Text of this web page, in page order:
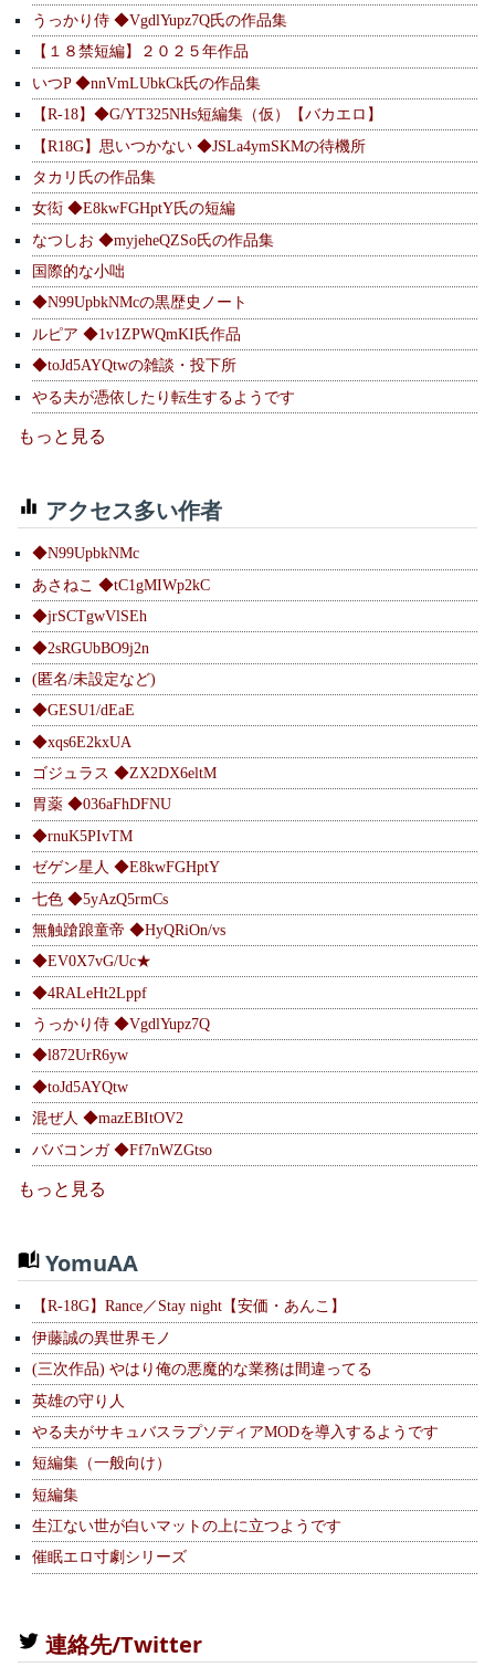
うっかり侍 ◆VgdlYupz7Q氏の作品集
【１８禁短編】２０２５年作品
いつP ◆nnVmLUbkCk氏の作品集
【R-18】◆G/YT325NHs短編集（仮）【バカエロ】
【R18G】思いつかない ◆JSLa4ymSKMの待機所
タカリ氏の作品集
女衒 ◆E8kwFGHptY氏の短編
なつしお ◆myjeheQZSo氏の作品集
国際的な小咄
◆N99UpbkNMcの黒歴史ノート
ルピア ◆1v1ZPWQmKI氏作品
◆toJd5AYQtwの雑談・投下所
やる夫が憑依したり転生するようです
もっと見る
アクセス多い作者
◆N99UpbkNMc
あさねこ ◆tC1gMIWp2kC
◆jrSCTgwVlSEh
◆2sRGUbBO9j2n
(匿名/未設定など)
◆GESU1/dEaE
◆xqs6E2kxUA
ゴジュラス ◆ZX2DX6eltM
胃薬 ◆036aFhDFNU
◆rnuK5PIvTM
ゼゲン星人 ◆E8kwFGHptY
七色 ◆5yAzQ5rmCs
無触蹌踉童帝 ◆HyQRiOn/vs
◆EV0X7vG/Uc★
◆4RALeHt2Lppf
うっかり侍 ◆VgdlYupz7Q
◆l872UrR6yw
◆toJd5AYQtw
混ぜ人 ◆mazEBItOV2
ババコンガ ◆Ff7nWZGtso
もっと見る
YomuAA
【R-18G】Rance／Stay night【安価・あんこ】
伊藤誠の異世界モノ
(三次作品) やはり俺の悪魔的な業務は間違ってる
英雄の守り人
やる夫がサキュバスラプソディアMODを導入するようです
短編集（一般向け）
短編集
生江ない世が白いマットの上に立つようです
催眠エロ寸劇シリーズ
連絡先/Twitter